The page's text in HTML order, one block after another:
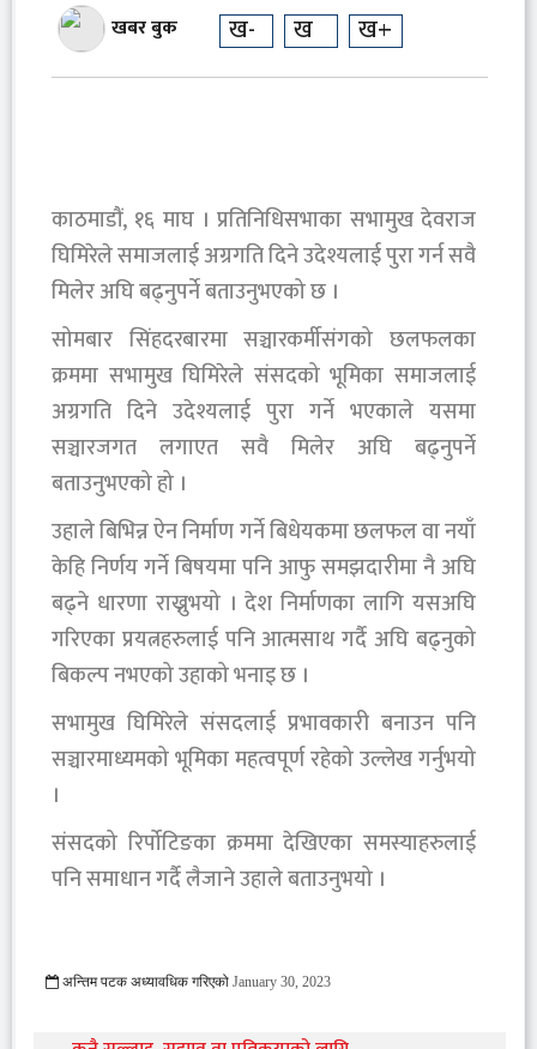
खबर बुक ख- ख ख+
काठमाडौं, १६ माघ । प्रतिनिधिसभाका सभामुख देवराज
घिमिरेले समाजलाई अग्रगति दिने उदेश्यलाई पुरा गर्न सवै
मिलेर अघि बढ्नुपर्ने बताउनुभएको छ ।
सोमबार सिंहदरबारमा सञ्चारकर्मीसंगको छलफलका
क्रममा सभामुख घिमिरेले संसदको भूमिका समाजलाई
अग्रगति दिने उदेश्यलाई पुरा गर्ने भएकाले यसमा
सञ्चारजगत लगाएत सवै मिलेर अघि बढ्नुपर्ने
बताउनुभएको हो ।
उहाले बिभिन्न ऐन निर्माण गर्ने बिधेयकमा छलफल वा नयाँ
केहि निर्णय गर्ने बिषयमा पनि आफु समझदारीमा नै अघि
बढ्ने धारणा राख्नुभयो । देश निर्माणका लागि यसअघि
गरिएका प्रयत्नहरुलाई पनि आत्मसाथ गर्दै अघि बढ्नुको
बिकल्प नभएको उहाको भनाइ छ ।
सभामुख घिमिरेले संसदलाई प्रभावकारी बनाउन पनि
सञ्चारमाध्यमको भूमिका महत्वपूर्ण रहेको उल्लेख गर्नुभयो
।
संसदको रिर्पोटिङका क्रममा देखिएका समस्याहरुलाई
पनि समाधान गर्दै लैजाने उहाले बताउनुभयो ।
अन्तिम पटक अध्यावधिक गरिएको January 30, 2023